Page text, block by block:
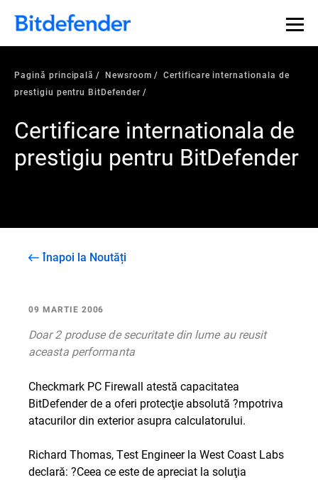
Pagină principală Newsroom
Certificare internationala de
prestigiu pentru BitDefender
Certificare internationala de
prestigiu pentru BitDefender
Înapoi la Noutăți
09 MARTIE 2006
Doar 2 produse de securitate din lume au reusit
aceasta performanta
Checkmark PC Firewall atestă capacitatea
BitDefender de a oferi protecţie absolută ?mpotriva
atacurilor din exterior asupra calculatorului.
Richard Thomas, Test Engineer la West Coast Labs
declară: ?Ceea ce este de apreciat la soluţia